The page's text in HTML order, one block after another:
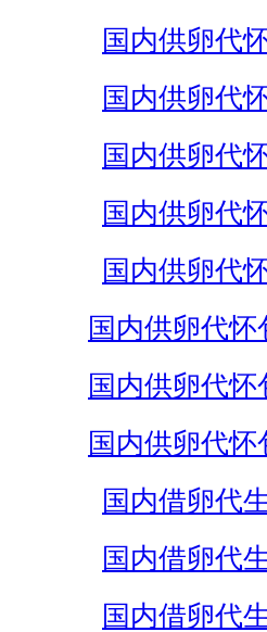
国内供卵代
国内供卵代
国内供卵代
国内供卵代
国内供卵代
国内供卵代
国内供卵代怀
国内供卵代怀
国内借卵代
国内借卵代
国内借卵代